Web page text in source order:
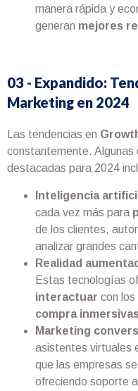
manera rápida y
generan mejores
03 - Expandido:
Marketing en 2024
Las tendencias en
constantemente. Algunas
destacadas para 2024
Inteligencia
cada vez más para
de los clientes,
analizar grandes
Realidad
Estas tecnologías
interactuar con
compra
Marketing
asistentes virtuales
que las empresas se
ofreciendo soporte